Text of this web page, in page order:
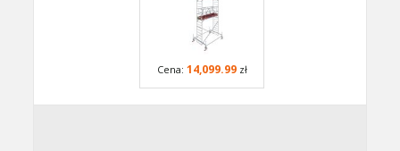
Nowa norma PN
EN 1004-1
Cena: 14,099.99zł